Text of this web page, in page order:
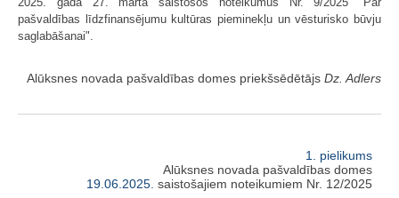
pašvaldības līdzfinansējumu kultūras pieminekļu un vēsturisko būvju
saglabāšanai".
Alūksnes novada pašvaldības domes priekšsēdētājs Dz. Adlers
1. pielikums
Alūksnes novada pašvaldības domes
19.06.2025. saistošajiem noteikumiem Nr. 12/2025